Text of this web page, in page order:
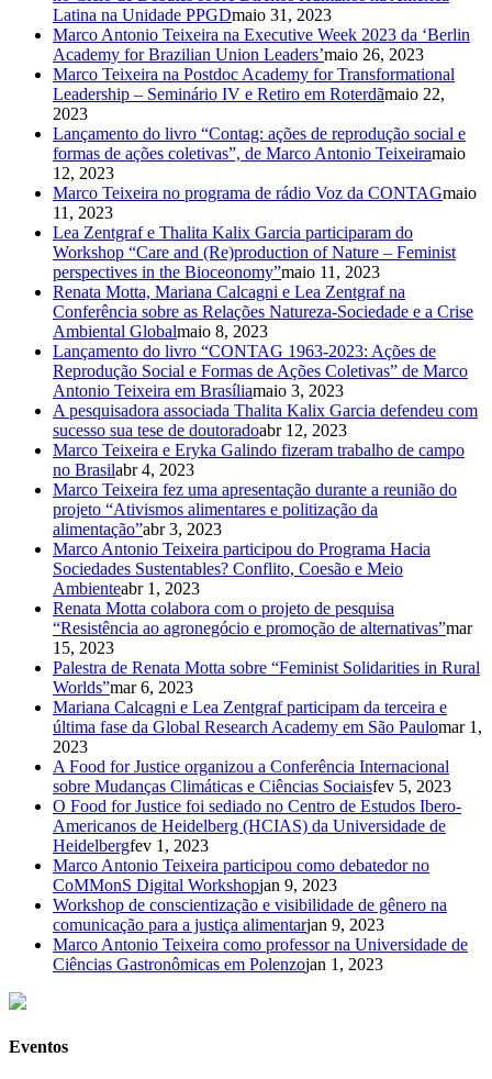
Latina na Unidade PPGDmaio 31, 2023
Marco Antonio Teixeira na Executive Week 2023 da ‘Berlin
Academy for Brazilian Union Leaders’maio 26, 2023
Marco Teixeira na Postdoc Academy for Transformational
Leadership – Seminário IV e Retiro em Roterdãmaio 22,
2023
Lançamento do livro “Contag: ações de reprodução social e
formas de ações coletivas”, de Marco Antonio Teixeiramaio
12, 2023
Marco Teixeira no programa de rádio Voz da CONTAGmaio
11, 2023
Lea Zentgraf e Thalita Kalix Garcia participaram do
Workshop “Care and (Re)production of Nature – Feminist
perspectives in the Bioceonomy”maio 11, 2023
Renata Motta, Mariana Calcagni e Lea Zentgraf na
Conferência sobre as Relações Natureza-Sociedade e a Crise
Ambiental Globalmaio 8, 2023
Lançamento do livro “CONTAG 1963-2023: Ações de
Reprodução Social e Formas de Ações Coletivas” de Marco
Antonio Teixeira em Brasíliamaio 3, 2023
A pesquisadora associada Thalita Kalix Garcia defendeu com
sucesso sua tese de doutoradoabr 12, 2023
Marco Teixeira e Eryka Galindo fizeram trabalho de campo
no Brasilabr 4, 2023
Marco Teixeira fez uma apresentação durante a reunião do
projeto “Ativismos alimentares e politização da
alimentação”abr 3, 2023
Marco Antonio Teixeira participou do Programa Hacia
Sociedades Sustentables? Conflito, Coesão e Meio
Ambienteabr 1, 2023
Renata Motta colabora com o projeto de pesquisa
“Resistência ao agronegócio e promoção de alternativas”mar
15, 2023
Palestra de Renata Motta sobre “Feminist Solidarities in Rural
Worlds”mar 6, 2023
Mariana Calcagni e Lea Zentgraf participam da terceira e
última fase da Global Research Academy em São Paulomar 1,
2023
A Food for Justice organizou a Conferência Internacional
sobre Mudanças Climáticas e Ciências Sociaisfev 5, 2023
O Food for Justice foi sediado no Centro de Estudos Ibero-
Americanos de Heidelberg (HCIAS) da Universidade de
Heidelbergfev 1, 2023
Marco Antonio Teixeira participou como debatedor no
CoMMonS Digital Workshopjan 9, 2023
Workshop de conscientização e visibilidade de gênero na
comunicação para a justiça alimentarjan 9, 2023
Marco Antonio Teixeira como professor na Universidade de
Ciências Gastronômicas em Polenzojan 1, 2023
Eventos